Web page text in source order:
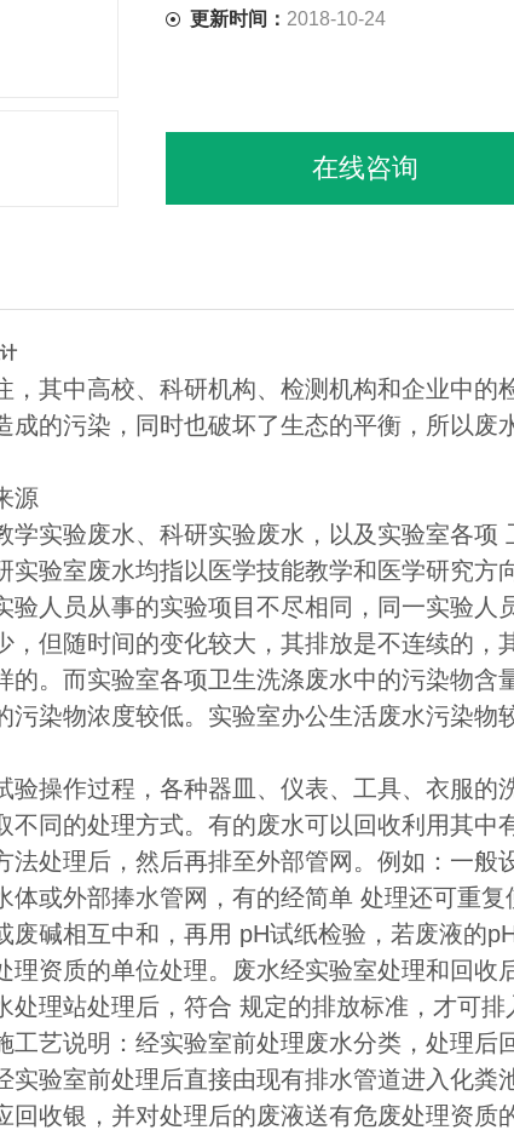
更新时间： 2018-10-24
在线咨询
，其中高校、科研机构、检测机构和企业中
成的污染，同时也破坏了生态的平衡，所以
源
学实验废水、科研实验废水，以及实验室各项
实验室废水均指以医学技能教学和医学研究
验人员从事的实验项目不尽相同，同一实验人
，但随时间的变化较大，其排放是不连续的
的。而实验室各项卫生洗涤废水中的污染物
污染物浓度较低。实验室办公生活废水污染物
验操作过程，各种器皿、仪表、工具、衣服
不同的处理方式。有的废水可以回收利用其中
法处理后，然后再排至外部管网。例如：一般
体或外部捧水管网，有的经简单 处理还可重
废碱相互中和，再用 pH试纸检验，若废液的
理资质的单位处理。废水经实验室处理和回
处理站处理后，符合 规定的排放标准，才可排
工艺说明：经实验室前处理废水分类，处理后
实验室前处理后直接由现有排水管道进入化粪
回收银，并对处理后的废液送有危废处理资质